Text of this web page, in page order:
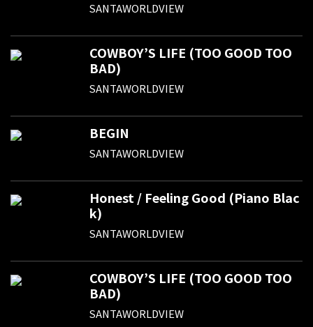
SANTAWORLDVIEW
COWBOY’S LIFE (TOO GOOD TOO
BAD)
SANTAWORLDVIEW
BEGIN
SANTAWORLDVIEW
Honest / Feeling Good (Piano Blac
k)
SANTAWORLDVIEW
COWBOY’S LIFE (TOO GOOD TOO
BAD)
SANTAWORLDVIEW